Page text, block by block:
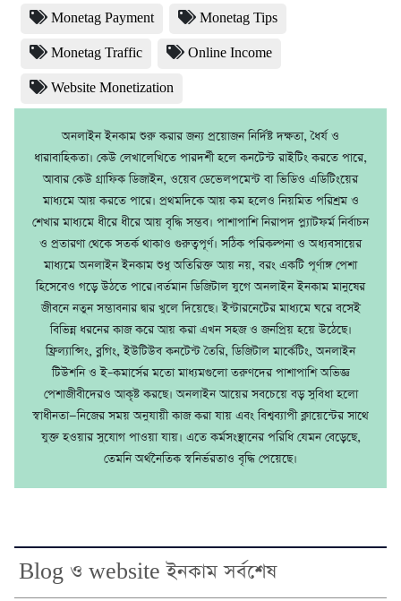
Monetag Payment Monetag Tips
Monetag Traffic Online Income
Website Monetization
অনলাইন ইনকাম শুরু করার জন্য প্রয়োজন নির্দিষ্ট দক্ষতা, ধৈর্য ও
ধারাবাহিকতা। কেউ লেখালেখিতে পারদর্শী হলে কনটেন্ট রাইটিং করতে পারে,
আবার কেউ গ্রাফিক ডিজাইন, ওয়েব ডেভেলপমেন্ট বা ভিডিও এডিটিংয়ের
মাধ্যমে আয় করতে পারে। প্রথমদিকে আয় কম হলেও নিয়মিত পরিশ্রম ও
শেখার মাধ্যমে ধীরে ধীরে আয় বৃদ্ধি সম্ভব। পাশাপাশি নিরাপদ প্ল্যাটফর্ম নির্বাচন
ও প্রতারণা থেকে সতর্ক থাকাও গুরুত্বপূর্ণ। সঠিক পরিকল্পনা ও অধ্যবসায়ের
মাধ্যমে অনলাইন ইনকাম শুধু অতিরিক্ত আয় নয়, বরং একটি পূর্ণাঙ্গ পেশা
হিসেবেও গড়ে উঠতে পারে।বর্তমান ডিজিটাল যুগে অনলাইন ইনকাম মানুষের
জীবনে নতুন সম্ভাবনার দ্বার খুলে দিয়েছে। ইন্টারনেটের মাধ্যমে ঘরে বসেই
বিভিন্ন ধরনের কাজ করে আয় করা এখন সহজ ও জনপ্রিয় হয়ে উঠেছে।
ফ্রিল্যান্সিং, ব্লগিং, ইউটিউব কনটেন্ট তৈরি, ডিজিটাল মার্কেটিং, অনলাইন
টিউশনি ও ই–কমার্সের মতো মাধ্যমগুলো তরুণদের পাশাপাশি অভিজ্ঞ
পেশাজীবীদেরও আকৃষ্ট করছে। অনলাইন আয়ের সবচেয়ে বড় সুবিধা হলো
স্বাধীনতা—নিজের সময় অনুযায়ী কাজ করা যায় এবং বিশ্বব্যাপী ক্লায়েন্টের সাথে
যুক্ত হওয়ার সুযোগ পাওয়া যায়। এতে কর্মসংস্থানের পরিধি যেমন বেড়েছে,
তেমনি অর্থনৈতিক স্বনির্ভরতাও বৃদ্ধি পেয়েছে।
Blog ও website ইনকাম সর্বশেষ